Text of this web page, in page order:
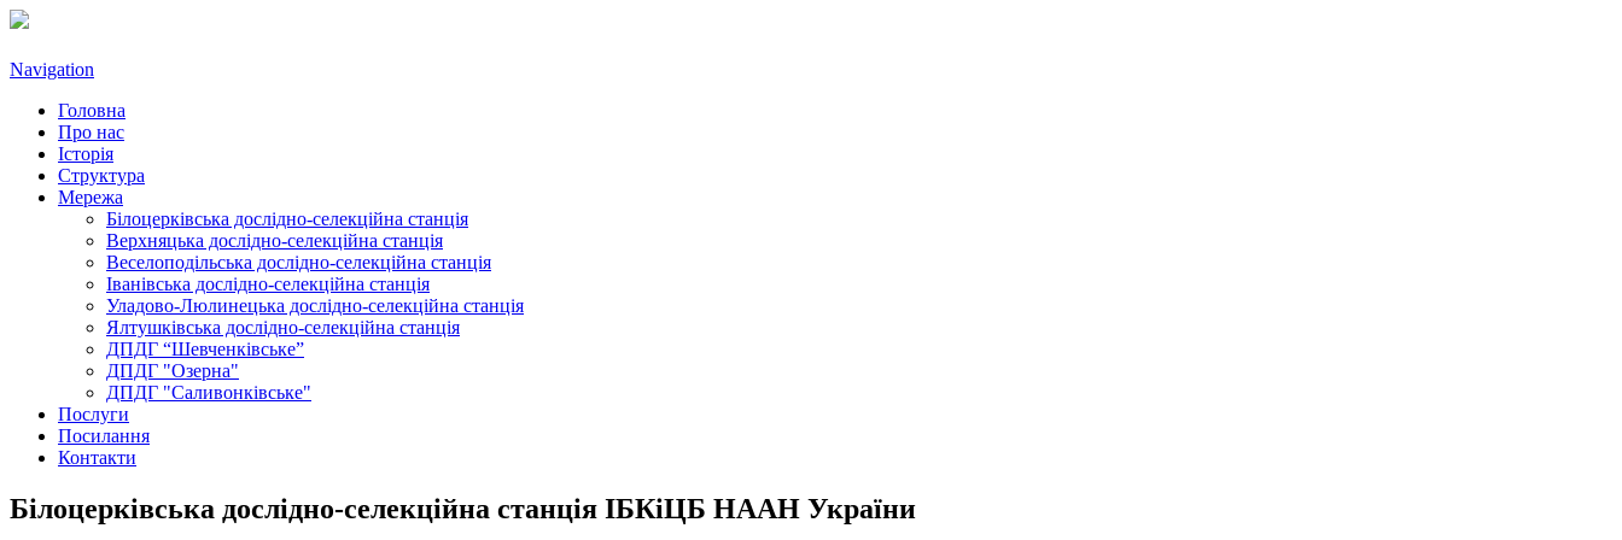
Navigation
Головна
Про нас
Історія
Структура
Мережа
Білоцерківська дослідно-селекційна станція
Верхняцька дослідно-селекційна станція
Веселоподільська дослідно-селекційна станція
Іванівська дослідно-селекційна станція
Уладово-Люлинецькa дослідно-селекційна станція
Ялтушківськa дослідно-селекційна станція
ДПДГ “Шевченківське”
ДПДГ "Озерна"
ДПДГ "Саливонківське"
Послуги
Посилання
Контакти
Білоцерківська дослідно-селекційна станція ІБКіЦБ НААН України